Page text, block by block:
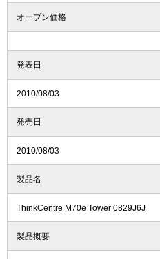
オープン価格
発表日
2010/08/03
発売日
2010/08/03
製品名
ThinkCentre M70e Tower 0829J6J
製品概要